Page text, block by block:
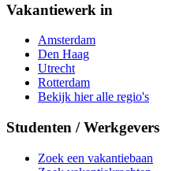
Vakantiewerk in
Amsterdam
Den Haag
Utrecht
Rotterdam
Bekijk hier alle regio's
Studenten / Werkgevers
Zoek een vakantiebaan